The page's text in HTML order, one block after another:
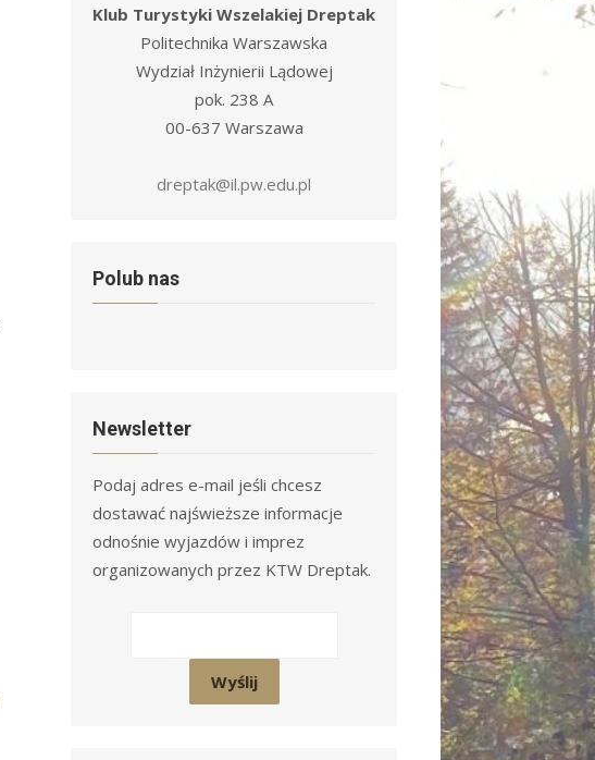
Klub Turystyki Wszelakiej Dreptak
Politechnika Warszawska
Wydział Inżynierii Lądowej
pok. 238 A
00-637 Warszawa
dreptak@il.pw.edu.pl
Polub nas
Newsletter
Podaj adres e-mail jeśli chcesz
dostawać najświeższe informacje
odnośnie wyjazdów i imprez
organizowanych przez KTW Dreptak.